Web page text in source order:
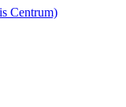
Centrum)